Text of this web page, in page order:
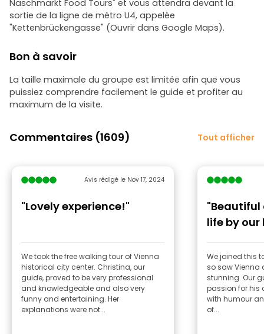
Naschmarkt Food Tours" et vous attendra devant la
sortie de la ligne de métro U4, appelée
"Kettenbrückengasse" (Ouvrir dans Google Maps).
Bon à savoir
La taille maximale du groupe est limitée afin que vous
puissiez comprendre facilement le guide et profiter au
maximum de la visite.
Commentaires (1609) Tout afficher
Avis rédigé le Nov 17, 2024
"Lovely experience!"
We took the free walking tour of Vienna
historical city center. Christina, our
guide, proved to be very professional
and knowledgeable and also very
funny and entertaining. Her
explanations were not...
life by
guide"
We joined this
so saw Vienna
stunning. Our
passion for his
with humour
of...